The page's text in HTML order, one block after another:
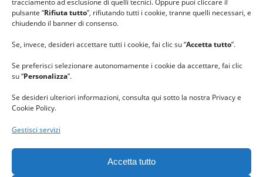
tracciamento ad esclusione di quelli tecnici. Oppure puoi cliccare il
pulsante “Rifiuta tutto”, rifiutando tutti i cookie, tranne quelli necessari, e
chiudendo il banner di consenso.
Se, invece, desideri accettare tutti i cookie, fai clic su “Accetta tutto”.
Se preferisci selezionare autonomamente i cookie da accettare, fai clic
su “Personalizza”.
Se desideri ulteriori informazioni, consulta qui sotto la nostra Privacy e
Cookie Policy.
Gestisci servizi
Accetta tutto